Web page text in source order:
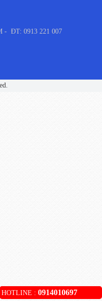
- ĐT: 0913 221 007
HOTLINE : 0914010697